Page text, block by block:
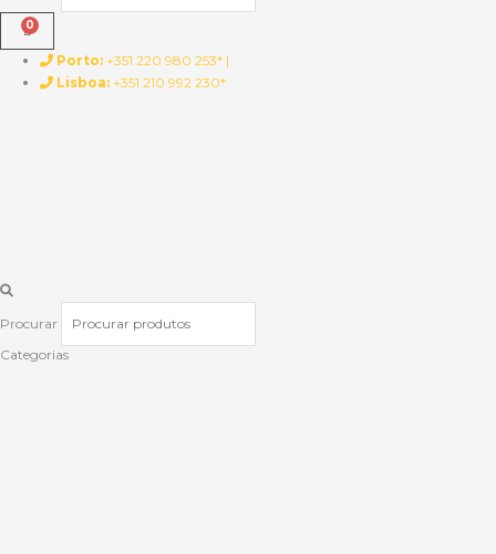
Porto: +351 220 980 253* |
Lisboa: +351 210 992 230*
Procurar
Categorias